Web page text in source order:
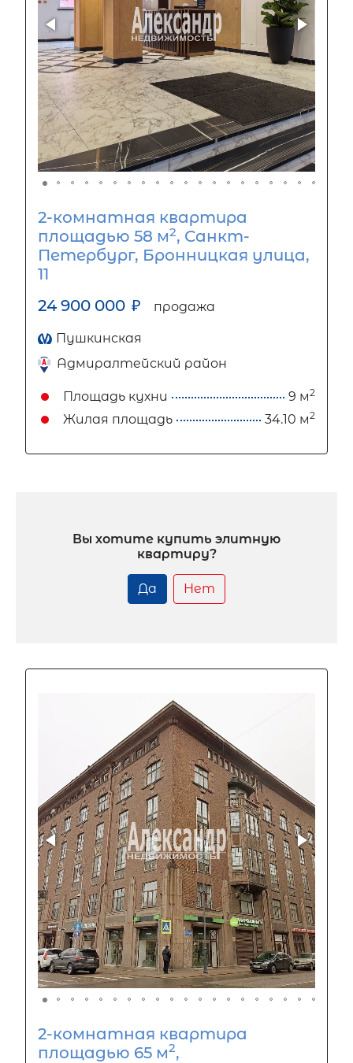
2-комнатная квартира
площадью 58 м2, Санкт-
Петербург, Бронницкая улица,
11
24 900 000 ₽ продажа
Пушкинская
Адмиралтейский район
Площадь кухни 9 м2
Жилая площадь 34.10 м2
Вы хотите купить элитную
квартиру?
Да Нет
2-комнатная квартира
площадью 65 м2,